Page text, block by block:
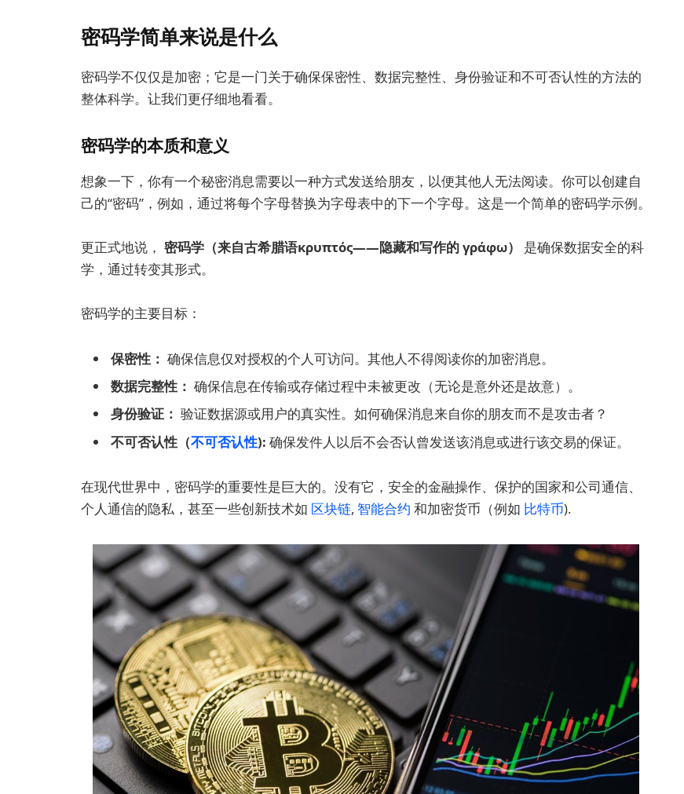
密码学简单来说是什么
密码学不仅仅是加密；它是一门关于确保保密性、数据完整性、身份验证和不可否认性的方法的
整体科学。让我们更仔细地看看。
密码学的本质和意义
想象一下，你有一个秘密消息需要以一种方式发送给朋友，以便其他人无法阅读。你可以创建自
己的“密码”，例如，通过将每个字母替换为字母表中的下一个字母。这是一个简单的密码学示例。
更正式地说， 密码学（来自古希腊语κρυπτός——隐藏和写作的 γράφω）
是确保数据安全的科
学，通过转变其形式。
密码学的主要目标：
保密性： 确保信息仅对授权的个人可访问。其他人不得阅读你的加密消息。
数据完整性： 确保信息在传输或存储过程中未被更改（无论是意外还是故意）。
身份验证： 验证数据源或用户的真实性。如何确保消息来自你的朋友而不是攻击者？
不可否认性（不可否认性): 确保发件人以后不会否认曾发送该消息或进行该交易的保证。
在现代世界中，密码学的重要性是巨大的。没有它，安全的金融操作、保护的国家和公司通信、
个人通信的隐私，甚至一些创新技术如 区块链, 智能合约 和加密货币（例如 比特币).